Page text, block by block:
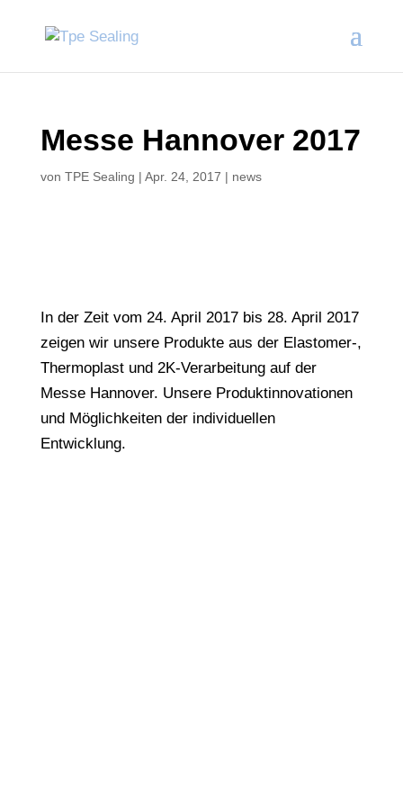
Messe Hannover 2017
von TPE Sealing | Apr. 24, 2017 | news
In der Zeit vom 24. April 2017 bis 28. April 2017
zeigen wir unsere Produkte aus der Elastomer-,
Thermoplast und 2K-Verarbeitung auf der
Messe Hannover. Unsere Produktinnovationen
und Möglichkeiten der individuellen
Entwicklung.